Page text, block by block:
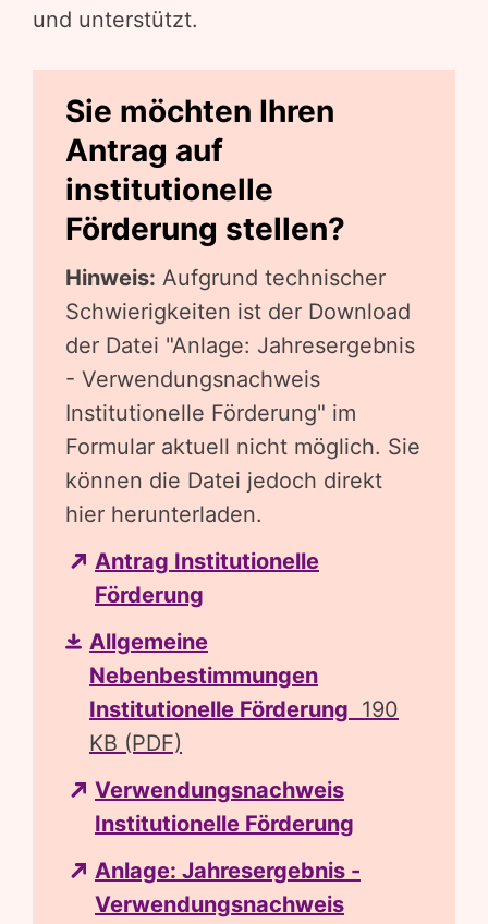
und unterstützt.
Sie möchten Ihren
Antrag auf
institutionelle
Förderung stellen?
Hinweis: Aufgrund technischer
Schwierigkeiten ist der Download
der Datei "Anlage: Jahresergebnis
- Verwendungsnachweis
Institutionelle Förderung" im
Formular aktuell nicht möglich. Sie
können die Datei jedoch direkt
hier herunterladen.
Antrag Institutionelle
Förderung
Allgemeine
Nebenbestimmungen
Institutionelle Förderung 190
KB (PDF)
Verwendungsnachweis
Institutionelle Förderung
Anlage: Jahresergebnis -
Verwendungsnachweis